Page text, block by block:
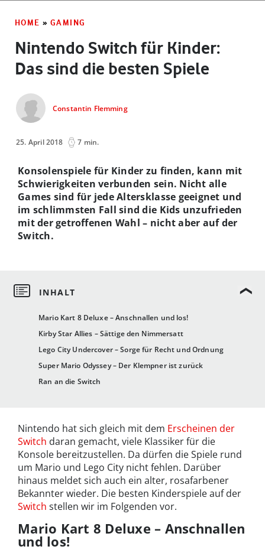
HOME » GAMING
Nintendo Switch für Kinder:
Das sind die besten Spiele
Constantin Flemming
25. April 2018 7 min.
Mario Kart 8 Deluxe – Anschnallen und los!
Kirby Star Allies – Sättige den Nimmersatt
Lego City Undercover – Sorge für Recht und Ordnung
Super Mario Odyssey – Der Klempner ist zurück
Ran an die Switch
Konsolenspiele für Kinder zu finden, kann mit
Schwierigkeiten verbunden sein. Nicht alle
Games sind für jede Altersklasse geeignet und
im schlimmsten Fall sind die Kids unzufrieden
mit der getroffenen Wahl – nicht aber auf der
Switch.
Nintendo hat sich gleich mit dem Erscheinen der
Switch daran gemacht, viele Klassiker für die
Konsole bereitzustellen. Da dürfen die Spiele rund
um Mario und Lego City nicht fehlen. Darüber
hinaus meldet sich auch ein alter, rosafarbener
Bekannter wieder. Die besten Kinderspiele auf der
Switch stellen wir im Folgenden vor.
Mario Kart 8 Deluxe – Anschnallen
und los!